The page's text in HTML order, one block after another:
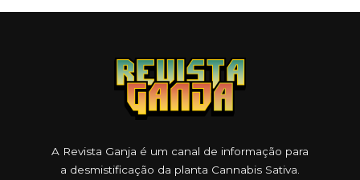
A Revista Ganja é um canal de informação para
a desmistificação da planta Cannabis Sativa.